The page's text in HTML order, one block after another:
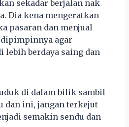
sekadar berjalan nak
Dia kena mengeratkan
pasaran dan menjual
dipimpinnya agar
lebih berdaya saing dan
di dalam bilik sambil
dan ini, jangan terkejut
semakin sendu dan